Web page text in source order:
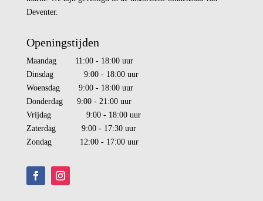
Deventer.
Openingstijden
Maandag 11:00 - 18:00 uur
Dinsdag 9:00 - 18:00 uur
Woensdag 9:00 - 18:00 uur
Donderdag 9:00 - 21:00 uur
Vrijdag 9:00 - 18:00 uur
Zaterdag 9:00 - 17:30 uur
Zondag 12:00 - 17:00 uur